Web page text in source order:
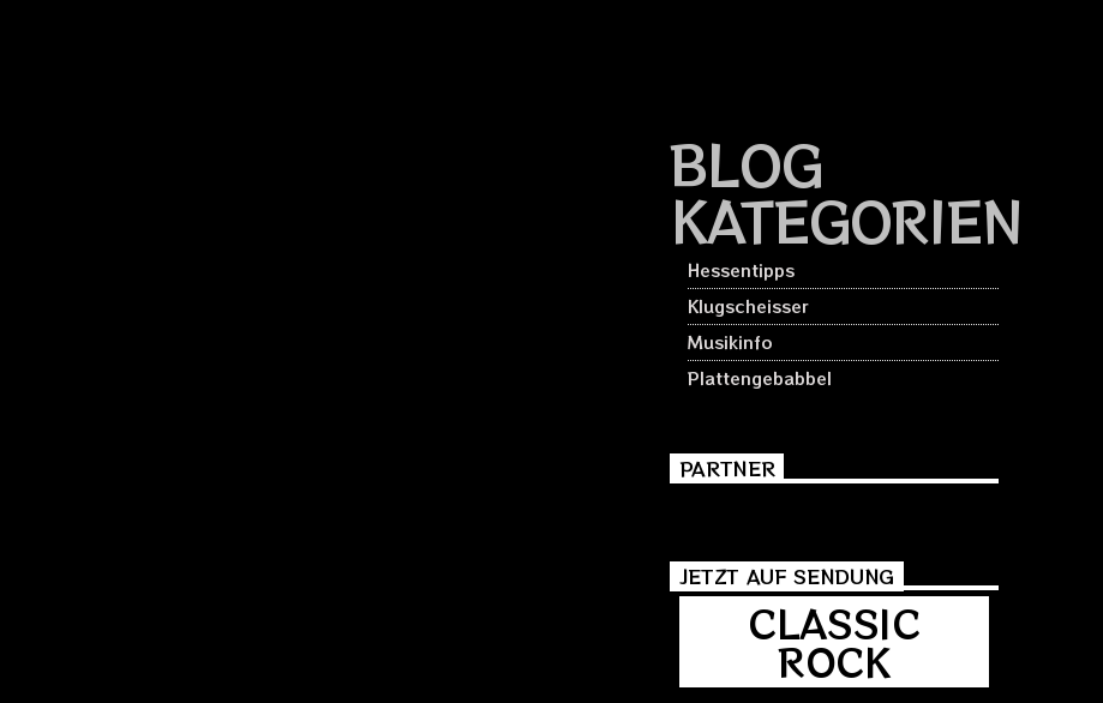
BLOG
KATEGORIEN
Hessentipps
Klugscheisser
Musikinfo
Plattengebabbel
PARTNER
JETZT AUF SENDUNG
CLASSIC
ROCK